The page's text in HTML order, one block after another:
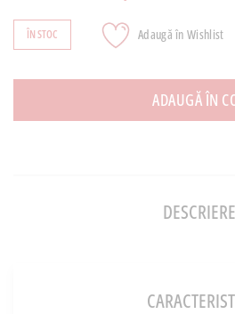
ÎN STOC Adaugă în Wishlist
ADAUGĂ ÎN
DESCRIERE